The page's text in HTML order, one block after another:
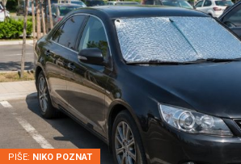
PIŠE: NIKO POZNAT